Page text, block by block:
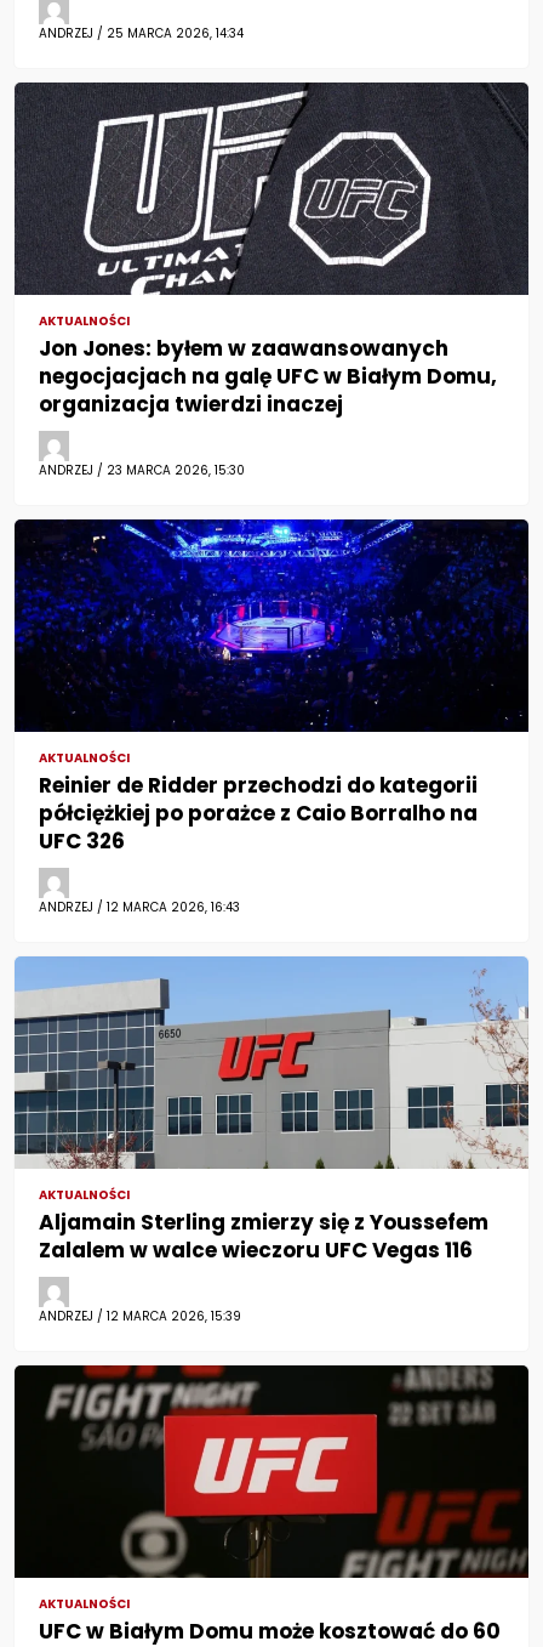
ANDRZEJ / 25 MARCA 2026, 14:34
AKTUALNOŚCI
Jon Jones: byłem w zaawansowanych
negocjacjach na galę UFC w Białym Domu,
organizacja twierdzi inaczej
ANDRZEJ / 23 MARCA 2026, 15:30
AKTUALNOŚCI
Reinier de Ridder przechodzi do kategorii
półciężkiej po porażce z Caio Borralho na
UFC 326
ANDRZEJ / 12 MARCA 2026, 16:43
AKTUALNOŚCI
Aljamain Sterling zmierzy się z Youssefem
Zalalem w walce wieczoru UFC Vegas 116
ANDRZEJ / 12 MARCA 2026, 15:39
AKTUALNOŚCI
UFC w Białym Domu może kosztować do 60